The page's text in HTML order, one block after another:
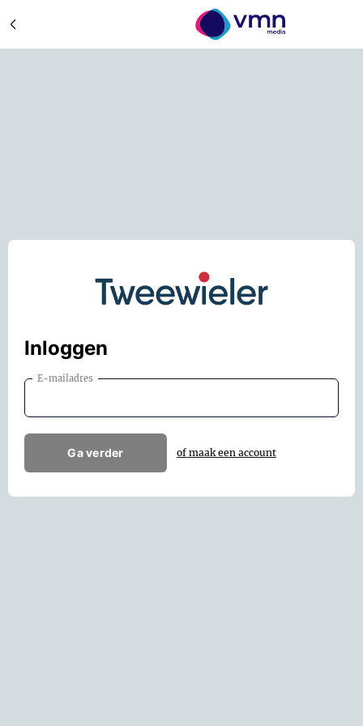
Inloggen
E-mailadres
Ga verder of maak een account